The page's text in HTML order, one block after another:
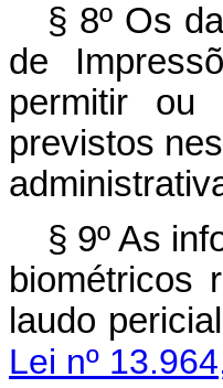
§ 8º Os
de
permitir ou
previstos
§ 9º As
biométricos
laudo
Lei nº